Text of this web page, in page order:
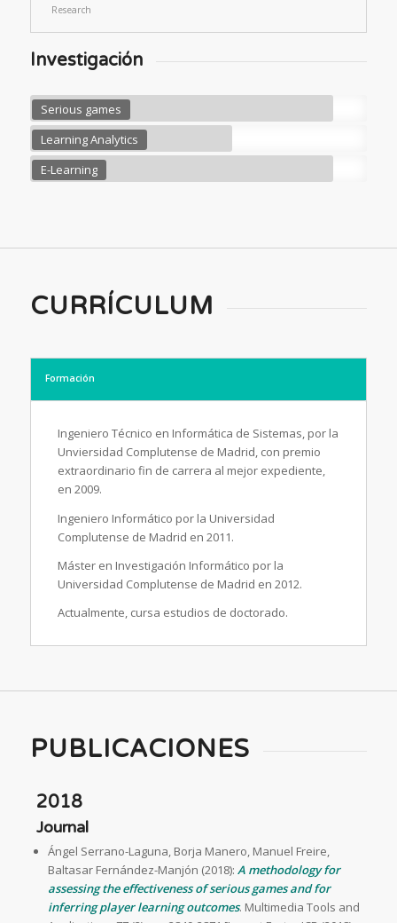
Research
Investigación
Serious games
Learning Analytics
E-Learning
CURRÍCULUM
Formación
Ingeniero Técnico en Informática de Sistemas, por la
Unviersidad Complutense de Madrid, con premio
extraordinario fin de carrera al mejor expediente,
en 2009.
Ingeniero Informático por la Universidad
Complutense de Madrid en 2011.
Máster en Investigación Informático por la
Universidad Complutense de Madrid en 2012.
Actualmente, cursa estudios de doctorado.
PUBLICACIONES
2018
Journal
Ángel Serrano-Laguna, Borja Manero, Manuel Freire,
Baltasar Fernández-Manjón (2018): A methodology for
assessing the effectiveness of serious games and for
inferring player learning outcomes. Multimedia Tools and